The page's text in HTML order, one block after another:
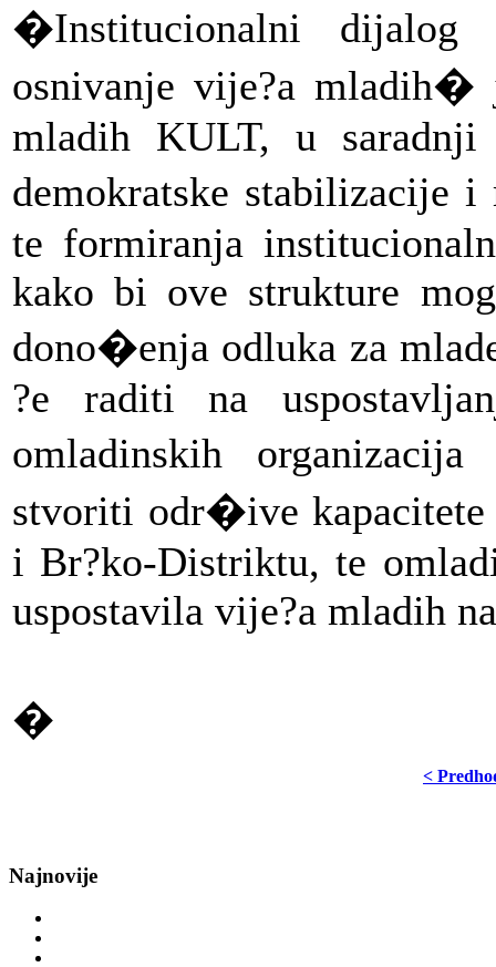
�Institucionalni
osnivanje vije?a
mladih KULT, u
demokratske
te formiranja
kako bi ove strukture
dono�enja odluka za
?e raditi na
omladinskih
stvoriti odr�ive
i Br?ko-Distriktu, te
uspostavila vije?a mladih
�
<
Najnovije